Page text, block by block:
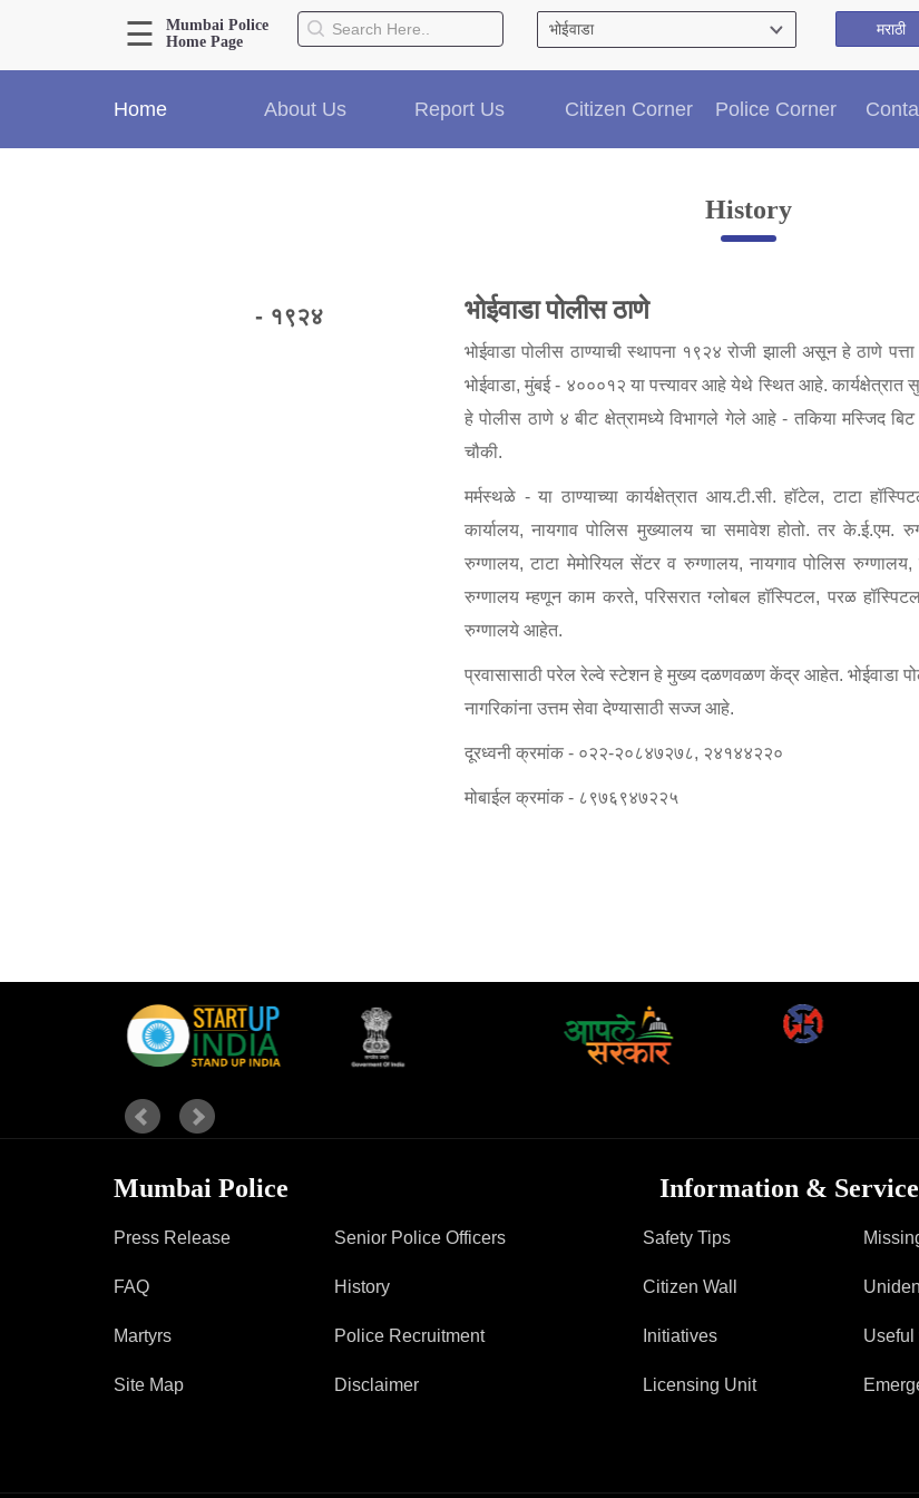
Home About Us Report Us Citizen Corner Police Corner
☰
Mumbai Police
Home Page
मराठी
About Us
Home
Organizational Structure
Citizen′s Corner
Police Clearance Services
Right To Information
Passport Status
Useful websites
Licensing Unit
Citizen Wall
Information of Arrested Accused
Safety Tips
DCP Visits
Tenders
History
- १९२४ भोईवाडा पोलीस ठाणे
भोईवाडा पोलीस ठाण्याची स्थापना १९२४ रोजी झाली असून हे ठाणे
भोईवाडा, मुंबई - ४०००१२ या पत्त्यावर आहे येथे स्थित आहे.
हे पोलीस ठाणे ४ बीट क्षेत्रामध्ये विभागले गेले आहे - तकिया मस्जिद
चौकी.
मर्मस्थळे - या ठाण्याच्या कार्यक्षेत्रात आय.टी.सी. हॉटेल, टाटा
कार्यालय, नायगाव पोलिस मुख्यालय चा समावेश होतो. तर के.ई.एम.
रुग्णालय, टाटा मेमोरियल सेंटर व रुग्णालय, नायगाव पोलिस
रुग्णालय म्हणून काम करते, परिसरात ग्लोबल हॉस्पिटल, परळ
रुग्णालये आहेत.
प्रवासासाठी परेल रेल्वे स्टेशन हे मुख्य दळणवळण केंद्र आहेत. भोईवाडा
नागरिकांना उत्तम सेवा देण्यासाठी सज्ज आहे.
दूरध्वनी क्रमांक - ०२२-२०८४७२७८, २४१४४२२०
मोबाईल क्रमांक - ८९७६९४७२२५
Mumbai Police
Press Release
FAQ
Martyrs
Site Map
Senior Police Officers
History
Police Recruitment
Disclaimer
Information &
Safety Tips
Citizen Wall
Initiatives
Licensing Unit
Useful